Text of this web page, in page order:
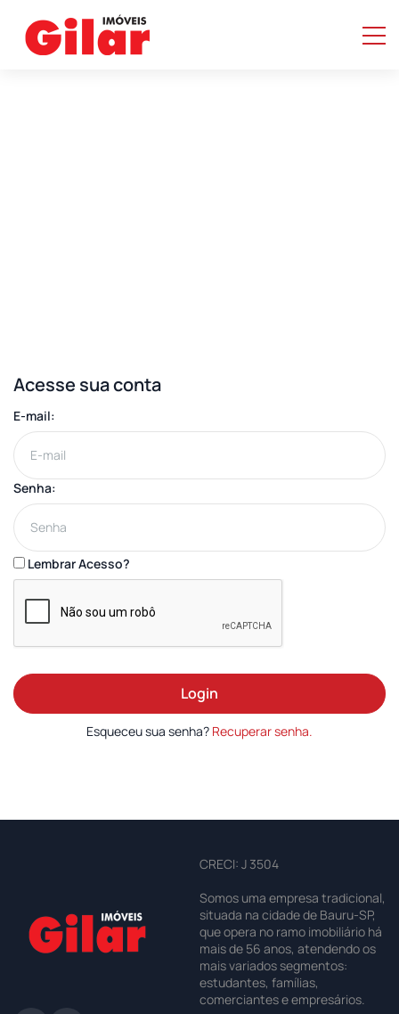
Acesse sua conta
E-mail:
Senha:
Lembrar Acesso?
Login
Esqueceu sua senha? Recuperar senha.
CRECI: J 3504
Somos uma empresa tradicional,
situada na cidade de Bauru-SP,
que opera no ramo imobiliário há
mais de 56 anos, atendendo os
mais variados segmentos:
estudantes, famílias,
comerciantes e empresários.